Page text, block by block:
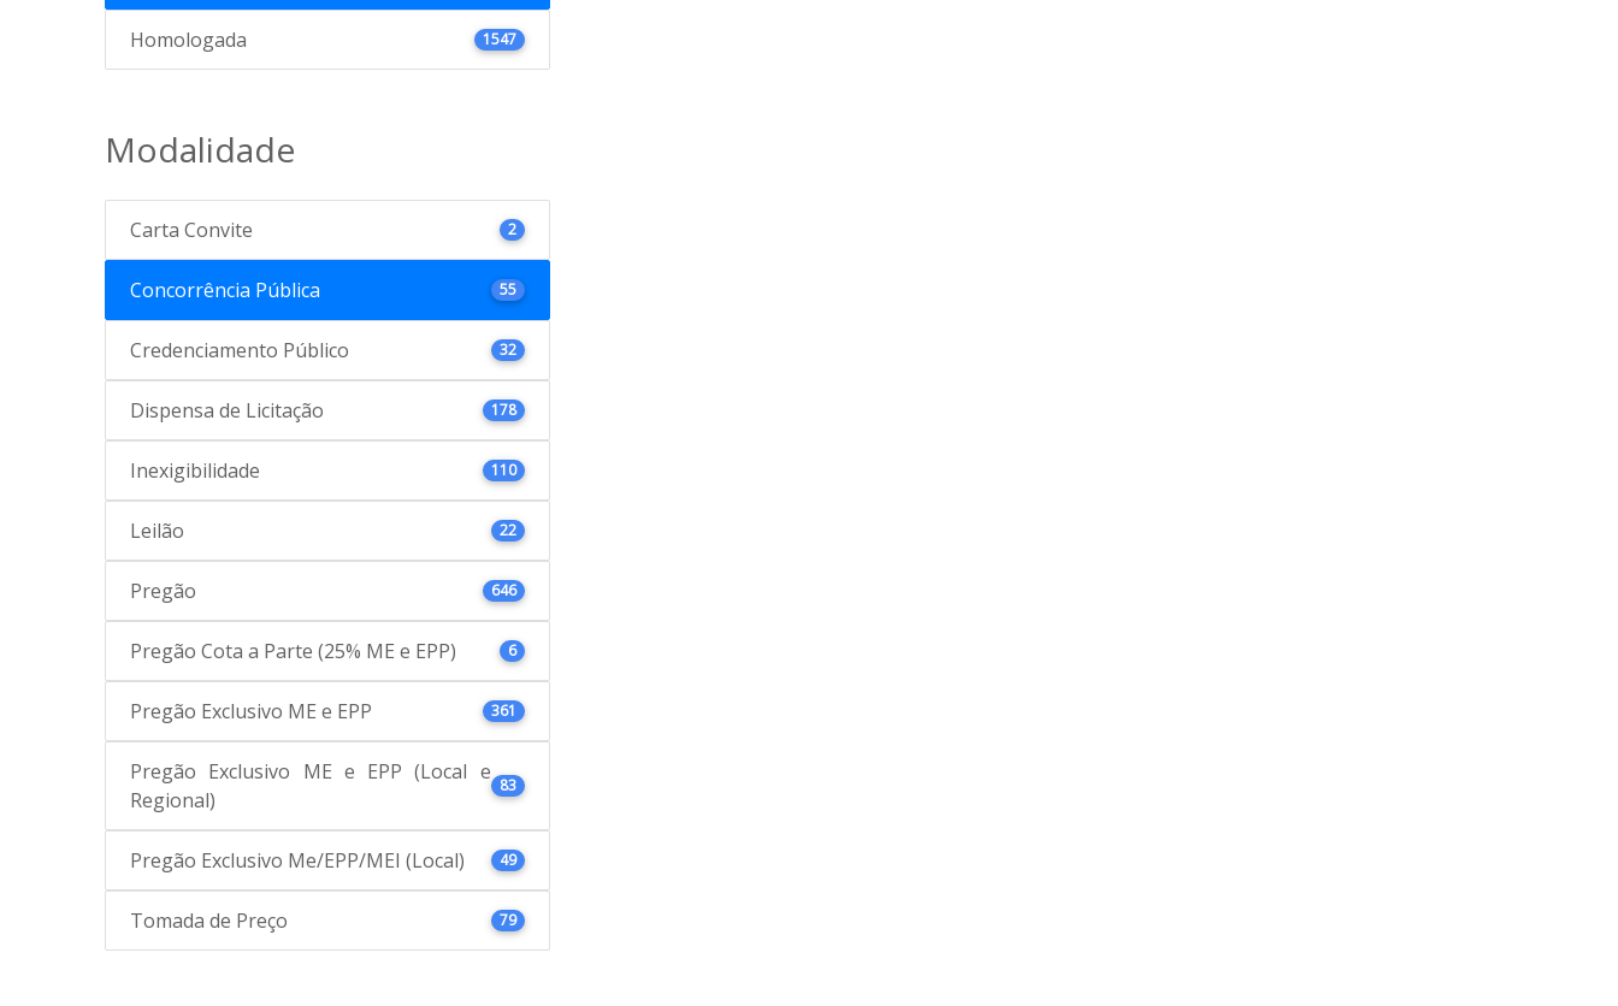
Homologada 1547
Modalidade
Carta Convite 2
Concorrência Pública 55
Credenciamento Público 32
Dispensa de Licitação 178
Inexigibilidade 110
Leilão 22
Pregão 646
Pregão Cota a Parte (25% ME e EPP) 6
Pregão Exclusivo ME e EPP 361
Pregão Exclusivo ME e EPP (Local e
Regional)
83
Pregão Exclusivo Me/EPP/MEI (Local) 49
Tomada de Preço 79